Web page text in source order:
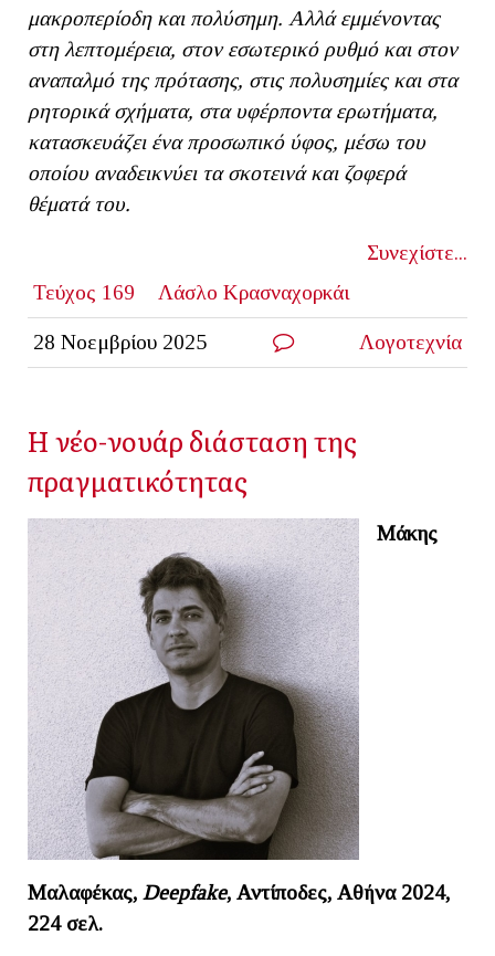
μακροπερίοδη και πολύσημη. Αλλά εμμένοντας
στη λεπτομέρεια, στον εσωτερικό ρυθμό και στον
αναπαλμό της πρότασης, στις πολυσημίες και στα
ρητορικά σχήματα, στα υφέρποντα ερωτήματα,
κατασκευάζει ένα προσωπικό ύφος, μέσω του
οποίου αναδεικνύει τα σκοτεινά και ζοφερά
θέματά του.
Συνεχίστε...
Τεύχος 169
Λάσλο Κρασναχορκάι
28 Νοεμβρίου 2025 Λογοτεχνία
Η νέο-νουάρ διάσταση της
πραγματικότητας
Μάκης
Μαλαφέκας, Deepfake, Αντίποδες, Αθήνα 2024,
224 σελ.